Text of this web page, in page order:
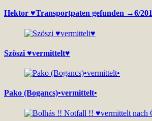
Hektor ♥Transportpaten gefunden →6/
Szöszi ♥vermittelt♥
Pako (Bogancs)•vermittelt•